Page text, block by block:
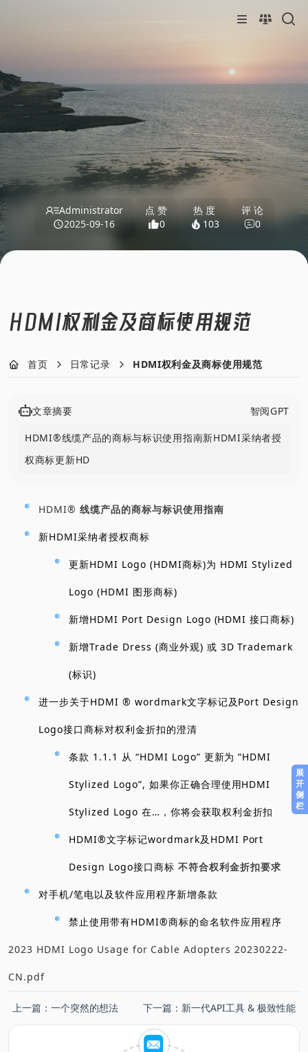
Administrator
2025-09-16
点 赞
0
热 度
103
评 论
0
HDMI权利金及商标使用规范
首页 日常记录 HDMI权利金及商标使用规范
文章摘要 智阅GPT
HDMI®线缆产品的商标与标识使用指南新HDMI采纳者授
权商标更新HDMI
HDMI® 线缆产品的商标与标识使用指南
新HDMI采纳者授权商标
更新HDMI Logo (HDMI商标)为 HDMI Stylized
Logo (HDMI 图形商标)
新增HDMI Port Design Logo (HDMI 接口商标)
新增Trade Dress (商业外观) 或 3D Trademark
(标识)
进一步关于HDMI ® wordmark文字标记及Port Design
Logo接口商标对权利金折扣的澄清
条款 1.1.1 从 “HDMI Logo” 更新为 “HDMI
Stylized Logo”, 如果你正确合理使用HDMI
Stylized Logo 在…， 你将会获取权利金折扣
HDMI®文字标记wordmark及HDMI Port
Design Logo接口商标 不符合权利金折扣要求
对手机/笔电以及软件应用程序新增条款
禁止使用带有HDMI®商标的命名软件应用程序
2023 HDMI Logo Usage for Cable Adopters 20230222-
CN.pdf
上一篇： 一个突然的想法 下一篇： 新一代API工具 & 极致性能
展
开
侧
栏